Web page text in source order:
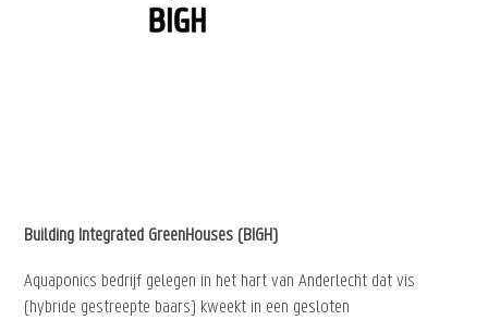
Building Integrated GreenHouses (BIGH)
Aquaponics bedrijf gelegen in het hart van Anderlecht dat vis
(hybride gestreepte baars) kweekt in een gesloten